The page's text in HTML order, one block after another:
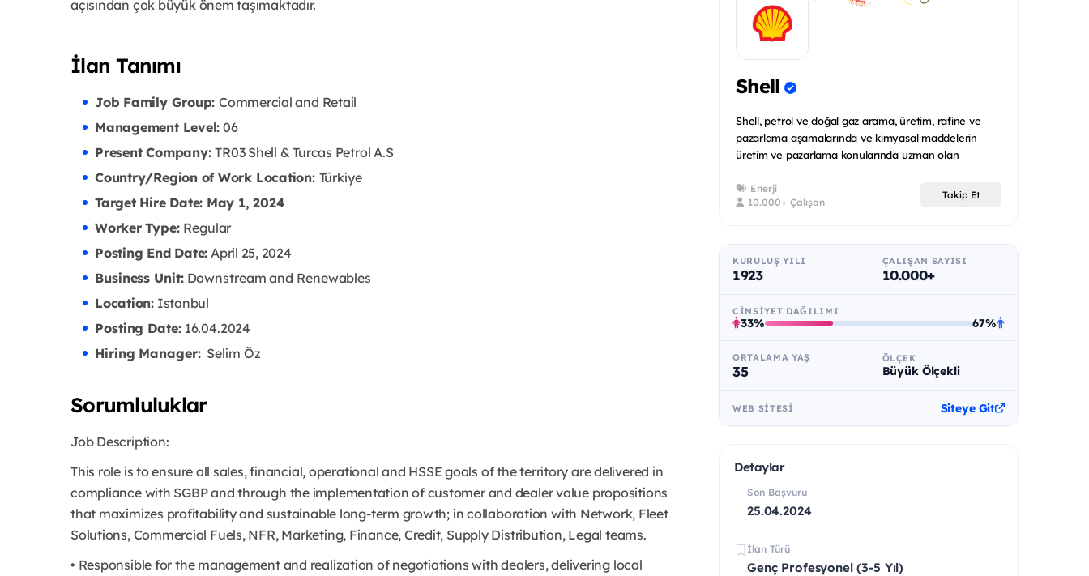
açısından çok büyük önem taşımaktadır.
İlan Tanımı
Job Family Group: Commercial and Retail
Management Level: 06
Present Company:TR03 Shell & Turcas Petrol A.S
Country/Region of Work Location: Türkiye
Target Hire Date: May 1, 2024
Worker Type: Regular
Posting End Date: April 25, 2024
Business Unit:Downstream and Renewables
Location:Istanbul
Posting Date:16.04.2024
Hiring Manager:Selim Öz
Sorumluluklar
Job Description:
This role is to ensure all sales, financial, operational and HSSE goals of the territory are delivered in
compliance with SGBP and through the implementation of customer and dealer value propositions
that maximizes profitability and sustainable long-term growth; in collaboration with Network, Fleet
Solutions, Commercial Fuels, NFR, Marketing, Finance, Credit, Supply Distribution, Legal teams.
• Responsible for the management and realization of negotiations with dealers, delivering local
Shell
Shell, petrol ve doğal gaz arama, üretim, rafine ve
pazarlama aşamalarında ve kimyasal maddelerin
üretim ve pazarlama konularında uzman olan
Enerji
10.000+ Çalışan
Takip Et
KURULUŞ YILI
1923
ÇALIŞAN SAYISI
10.000+
CINSIYET DAĞILIMI
33% 67%
ORTALAMA YAŞ
35
ÖLÇEK
Büyük Ölçekli
WEB SITESI Siteye Git
Detaylar
Son Başvuru
25.04.2024
İlan Türü
Genç Profesyonel (3-5 Yıl)